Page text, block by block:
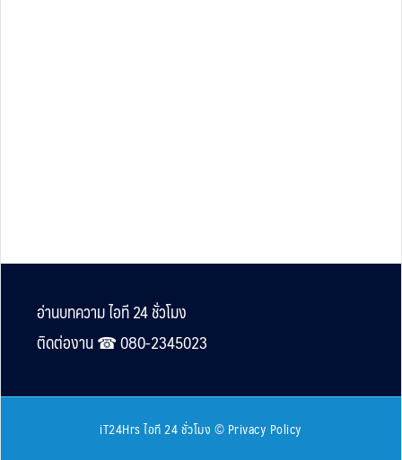
Footer
อ่านบทความ ไอที 24 ชั่วโมง
ติดต่องาน ☎︎ 080-2345023
iT24Hrs ไอที 24 ชั่วโมง © Privacy Policy